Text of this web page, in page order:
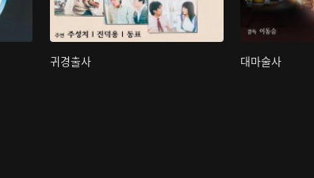
귀경출사 대마술사